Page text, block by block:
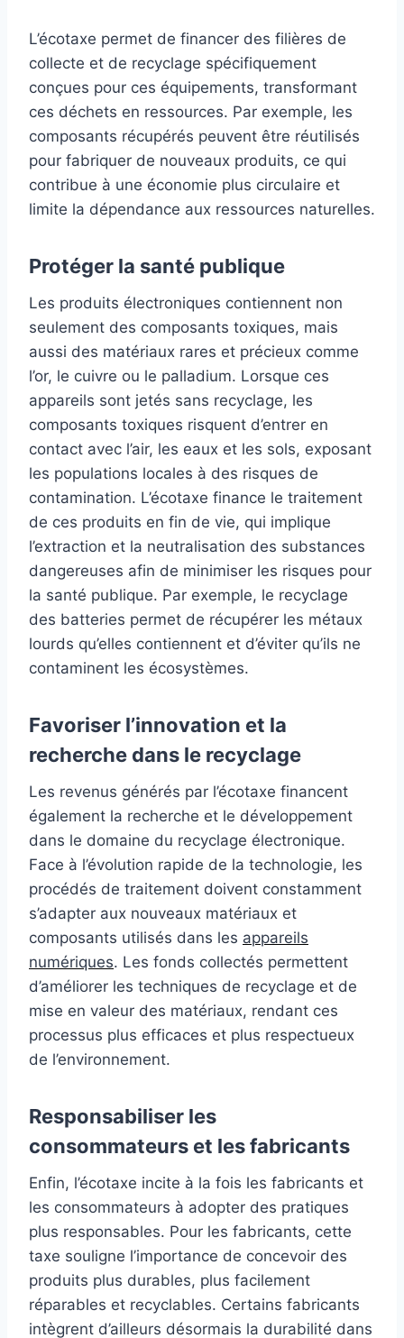
L’écotaxe permet de financer des filières de
collecte et de recyclage spécifiquement
conçues pour ces équipements, transformant
ces déchets en ressources. Par exemple, les
composants récupérés peuvent être réutilisés
pour fabriquer de nouveaux produits, ce qui
contribue à une économie plus circulaire et
limite la dépendance aux ressources naturelles.
Protéger la santé publique
Les produits électroniques contiennent non
seulement des composants toxiques, mais
aussi des matériaux rares et précieux comme
l’or, le cuivre ou le palladium. Lorsque ces
appareils sont jetés sans recyclage, les
composants toxiques risquent d’entrer en
contact avec l’air, les eaux et les sols, exposant
les populations locales à des risques de
contamination. L’écotaxe finance le traitement
de ces produits en fin de vie, qui implique
l’extraction et la neutralisation des substances
dangereuses afin de minimiser les risques pour
la santé publique. Par exemple, le recyclage
des batteries permet de récupérer les métaux
lourds qu’elles contiennent et d’éviter qu’ils ne
contaminent les écosystèmes.
Favoriser l’innovation et la
recherche dans le recyclage
Les revenus générés par l’écotaxe financent
également la recherche et le développement
dans le domaine du recyclage électronique.
Face à l’évolution rapide de la technologie, les
procédés de traitement doivent constamment
s’adapter aux nouveaux matériaux et
composants utilisés dans les appareils
numériques. Les fonds collectés permettent
d’améliorer les techniques de recyclage et de
mise en valeur des matériaux, rendant ces
processus plus efficaces et plus respectueux
de l’environnement.
Responsabiliser les
consommateurs et les fabricants
Enfin, l’écotaxe incite à la fois les fabricants et
les consommateurs à adopter des pratiques
plus responsables. Pour les fabricants, cette
taxe souligne l’importance de concevoir des
produits plus durables, plus facilement
réparables et recyclables. Certains fabricants
intègrent d’ailleurs désormais la durabilité dans